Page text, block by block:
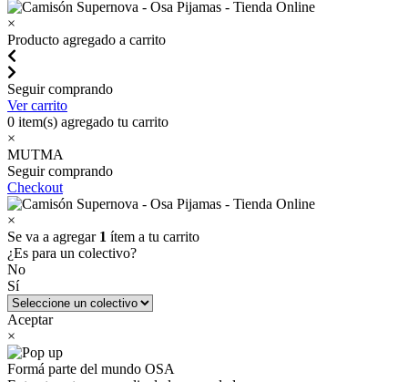
×
Producto agregado a carrito
Seguir comprando
Ver carrito
0 item(s) agregado tu carrito
×
MUTMA
Seguir comprando
Checkout
×
Se va a agregar 1 ítem a tu carrito
¿Es para un colectivo?
No
Sí
Aceptar
×
Formá parte del mundo OSA